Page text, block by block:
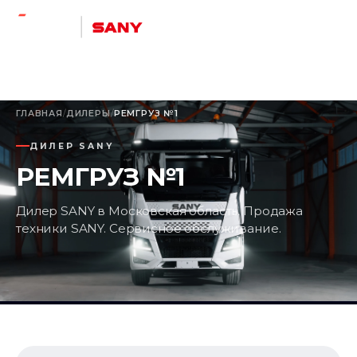
ГЛАВНАЯ/ДИЛЕРЫ/РЕМГРУЗ №1
ДИЛЕР SANY
РЕМГРУЗ №1
Дилер SANY в Московская область. Продажа
техники SANY. Сервисное обслуживание.